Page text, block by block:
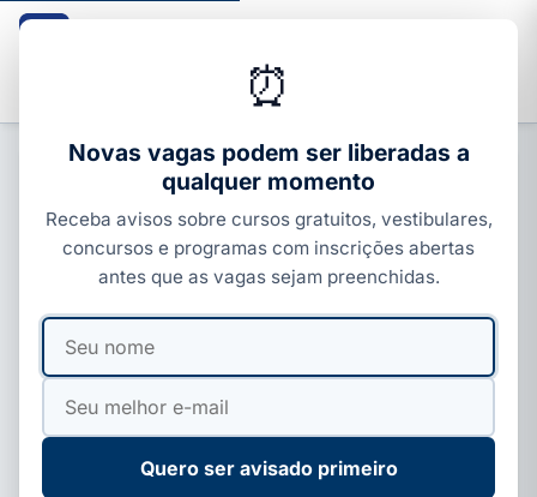
CONCURSOS FEDERAIS
1.100 vagas abertas no concurso
ESA 2027 para sargentos com
edital publicado
PorPaloma Guedes
⏰
Novas vagas podem ser liberadas a
qualquer momento
Receba avisos sobre cursos gratuitos, vestibulares,
concursos e programas com inscrições abertas
antes que as vagas sejam preenchidas.
Seu
nome
Seu
mail
Quero ser avisado primeiro